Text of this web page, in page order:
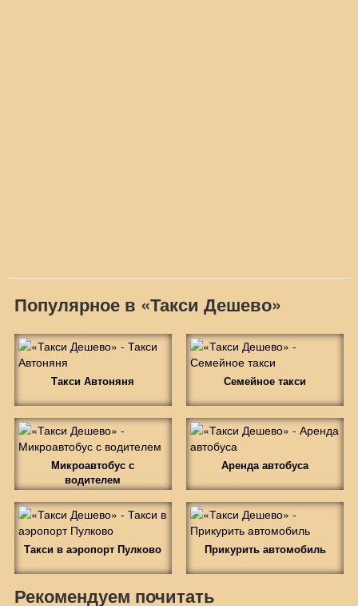
Популярное в «Такси Дешево»
Такси Автоняня Семейное такси
Микроавтобус с
водителем
Аренда автобуса
Такси в аэропорт Пулково Прикурить автомобиль
Рекомендуем почитать